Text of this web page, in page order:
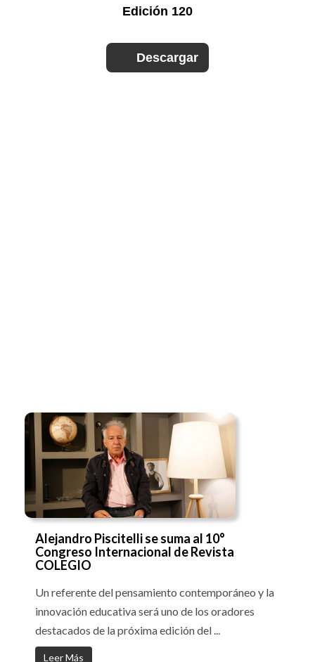
Edición 120
Descargar
Alejandro Piscitelli se suma al 10°
Congreso Internacional de Revista
COLEGIO
Un referente del pensamiento contemporáneo y la
innovación educativa será uno de los oradores
destacados de la próxima edición del ...
Leer Más